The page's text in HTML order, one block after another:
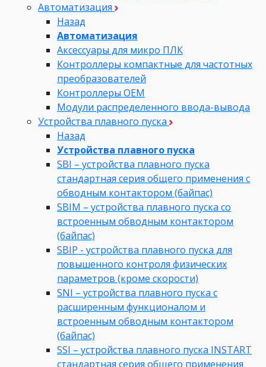
Автоматизация
Назад
Автоматизация
Аксессуары для микро ПЛК
Контроллеры компактные для частотных
преобразователей
Контроллеры ОЕМ
Модули распределенного ввода-вывода
Устройства плавного пуска
Назад
Устройства плавного пуска
SBI – устройства плавного пуска
стандартная серия общего применения с
обводным контактором (байпас)
SBIM – устройства плавного пуска со
встроенным обводным контактором
(байпас)
SBIP - устройства плавного пуска для
повышенного контроля физических
параметров (кроме скорости)
SNI – устройства плавного пуска с
расширенным функционалом и
встроенным обводным контактором
(байпас)
SSI – устройства плавного пуска INSTART
стандартная серия общего применения